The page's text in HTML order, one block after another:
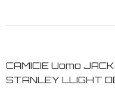
CAMICIE Uomo
STANLEY LLIGHT